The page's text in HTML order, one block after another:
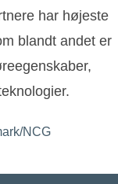
har højeste
blandt andet er